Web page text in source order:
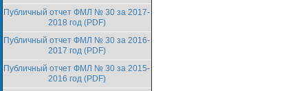
Публичный отчет ФМЛ № 30 за 2017-
2018 год (PDF)
Публичный отчет ФМЛ № 30 за 2016-
2017 год (PDF)
Публичный отчет ФМЛ № 30 за 2015-
2016 год (PDF)